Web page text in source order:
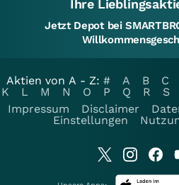
Ihre
Jetzt Depot bei
Aktien von A - Z: # A B C
K
L M N O P Q R S
Impressum
Disclaimer
Einstellungen